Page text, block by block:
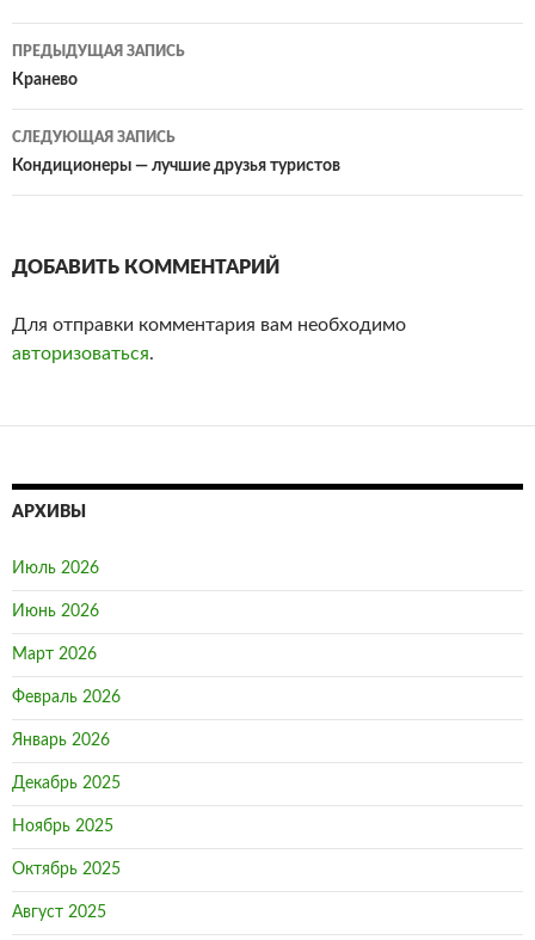
Навигация
по
записям
ПРЕДЫДУЩАЯ ЗАПИСЬ
Кранево
СЛЕДУЮЩАЯ ЗАПИСЬ
Кондиционеры — лучшие друзья туристов
ДОБАВИТЬ КОММЕНТАРИЙ
Для отправки комментария вам необходимо
авторизоваться.
АРХИВЫ
Июль 2026
Июнь 2026
Март 2026
Февраль 2026
Январь 2026
Декабрь 2025
Ноябрь 2025
Октябрь 2025
Август 2025